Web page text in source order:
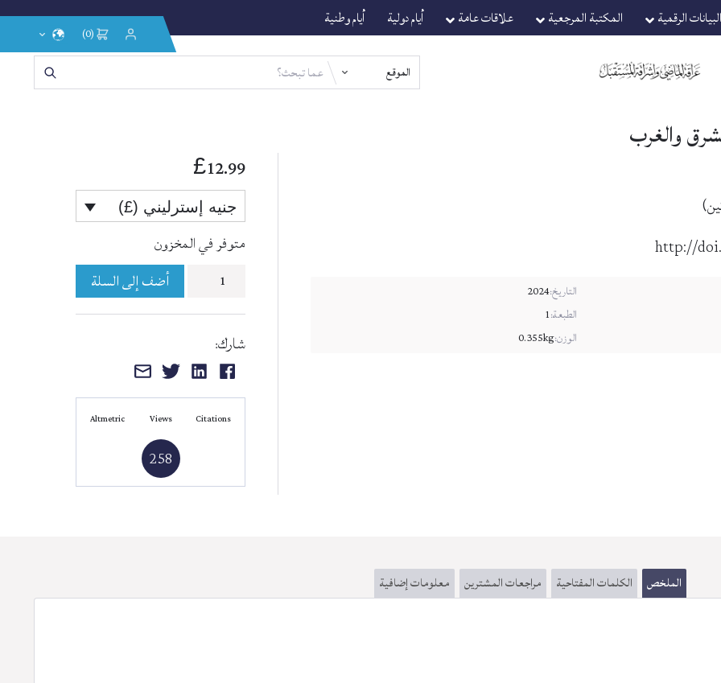
الرقمية المكتبة المرجعية علاقات عامة أيام دولية أيام وطنية
تسجيل
الدخول
(0)
إختر
اللغة
والغرب
http://
التاريخ:2024
الطبعة:1
الوزن:0.355kg
£12.99
جنيه إسترليني (£)
متوفر في المخزون
أضف إلى السلة
شارك:
Citations
Views
258
Altmetric
الملخص الكلمات المفتاحية مراجعات المشترين معلومات إضافية